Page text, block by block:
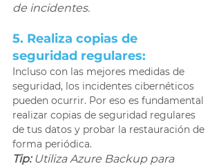
de incidentes.
5. Realiza copias de
seguridad regulares:
Incluso con las mejores medidas de
seguridad, los incidentes cibernéticos
pueden ocurrir. Por eso es fundamental
realizar copias de seguridad regulares
de tus datos y probar la restauración de
forma periódica.
Tip: Utiliza Azure Backup para